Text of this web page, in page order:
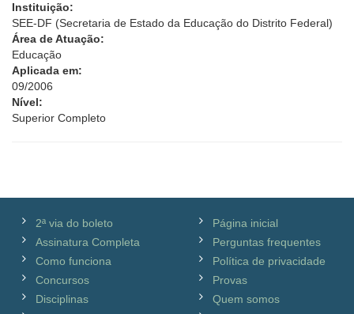
Instituição:
SEE-DF (Secretaria de Estado da Educação do Distrito Federal)
Área de Atuação:
Educação
Aplicada em:
09/2006
Nível:
Superior Completo
2ª via do boleto
Assinatura Completa
Como funciona
Concursos
Disciplinas
Página inicial
Perguntas frequentes
Política de privacidade
Provas
Quem somos